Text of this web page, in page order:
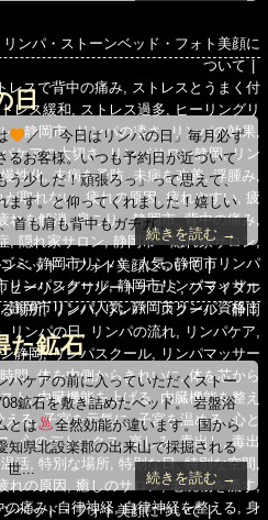
リンパ・ストーンベッド・フォト美顔に
ついて
レスで背中の痛み, ストレスとうまく付
レス緩和, ストレス過多, ヒーリングリ
静岡市,リンパの凄さ,リンパの効果,
ケアの大切さ, リンパサロン静岡,リン
慢性化,未病を予防,未病を改善,浮腫み,
が取れない,疲れの原因,疲れやすい,疲
れを解消,肩こり 静岡市,背中の痛み,
,隠れ家サロン,静岡市 隠れ家サロン,
ミ,静岡市リンパ 人気,静岡市リンパ
リンパスクール,静岡市リンパマッサー
,静岡市リンパ人気,静岡市リンパ資格
日
／ 「今日はリンパの日」毎月必ず
るお客様。いつも予約日が近づいて
う少しだ！頑張ろっ」って思えて、
ます。と仰ってくれました！嬉しい
首も肩も背中もガチガ...
続きを読む →
ベッド・フォト美顔について
, ヒーリングリゾートナゴミ,ブライダル
場所, リンパ,リンパ スクール 静岡
, リンパの日, リンパの流れ, リンパケア,
静岡,リンパスクール, リンパマッサー
間,体を内側からきれいに,体を芯から
ト,内臓機能を上げる, 内臓機能を整え
える,子宮を元気に,子宮を温める,心と
,心のデトックス,楽しみ,毒出し ,毒出
温活,特別な場所,特別な日,特別な空間 ,
れの原因 ,癒しのサロン,老廃物を流す,
の痛み,自律神経,自律神経を整える,身
た鉱石
パケアの前に入っていただくストー
鉱石を敷き詰めたベッド。 岩盤浴
とは
全然効能が違います。国から
知県北設楽郡の出来山で採掘される
世...
続きを読む →
ベッド・フォト美顔について